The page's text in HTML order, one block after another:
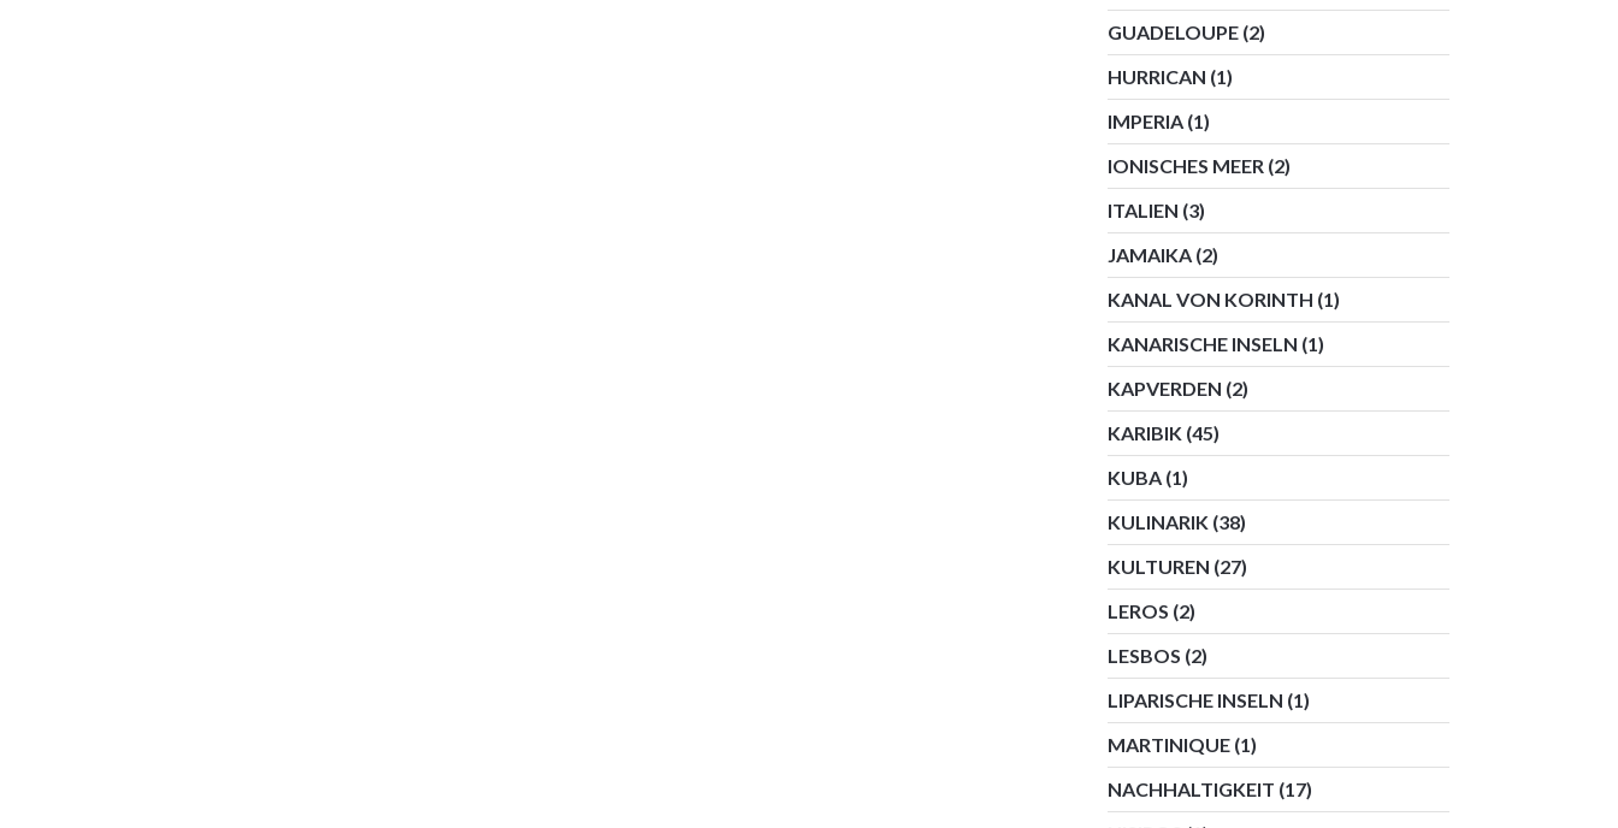
GUADELOUPE (2)
HURRICAN (1)
IMPERIA (1)
IONISCHES MEER (2)
ITALIEN (3)
JAMAIKA (2)
KANAL VON KORINTH (1)
KANARISCHE INSELN (1)
KAPVERDEN (2)
KARIBIK (45)
KUBA (1)
KULINARIK (38)
KULTUREN (27)
LEROS (2)
LESBOS (2)
LIPARISCHE INSELN (1)
MARTINIQUE (1)
NACHHALTIGKEIT (17)